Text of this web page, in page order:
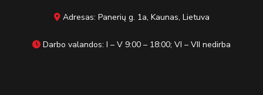
Adresas: Panerių g. 1a, Kaunas, Lietuva
Darbo valandos: I – V 9:00 – 18:00; VI – VII nedirba